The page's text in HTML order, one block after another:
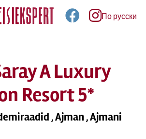
По русски
A Luxury
Resort 5*
, Ajman , Ajmani